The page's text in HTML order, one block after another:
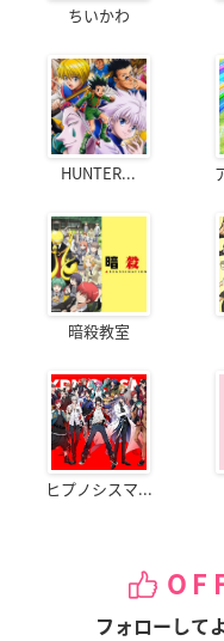
ちいかわ
HUNTER...
暗殺教室
ヒプノシスマ...
フォローして